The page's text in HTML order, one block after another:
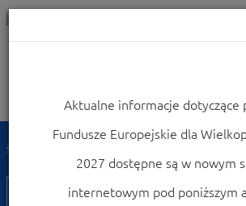
Strona główna
11
Aktualne informacje dotyczące
Fundusze Europejskie dla
2027 dostępne są w nowym
internetowym pod poniższym